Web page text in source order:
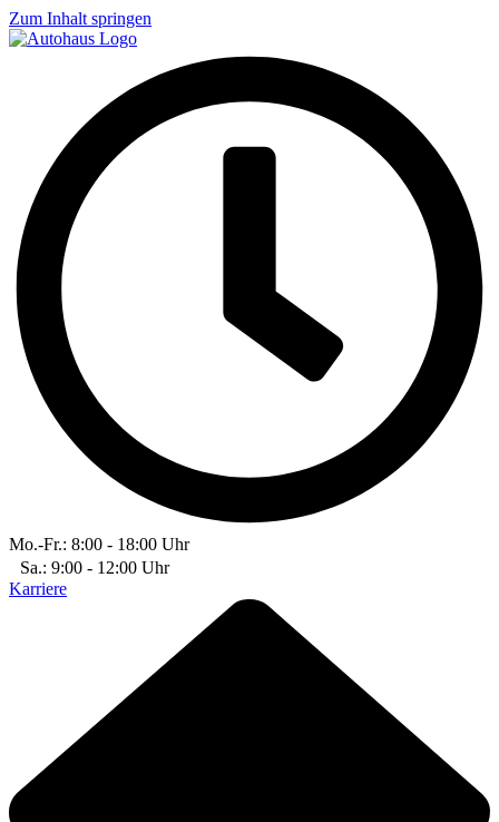
Zum Inhalt springen
Mo.-Fr.: 8:00 - 18:00 Uhr
Sa.: 9:00 - 12:00 Uhr
Karriere